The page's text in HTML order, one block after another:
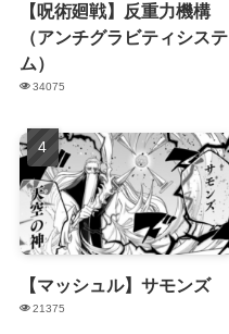
【呪術廻戦】反重力機構
（アンチグラビティシステ
ム）
34075
【マッシュル】サモンズ
21375